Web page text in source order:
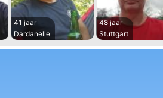
41 jaar
Dardanelle
48 jaar
Stuttgart